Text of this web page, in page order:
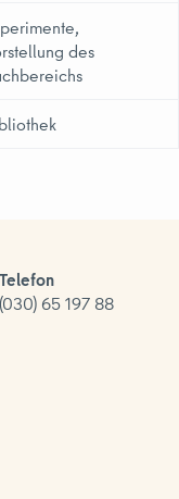
des
Telefon
(030) 65 197 88